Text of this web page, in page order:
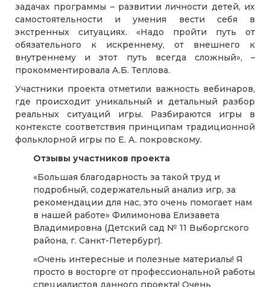
задачах программы – развитии личности детей, их
самостоятельности и умения вести себя в
экстренных ситуациях. «Надо пройти путь от
обязательного к искреннему, от внешнего к
внутреннему и этот путь всегда сложный», –
прокомментировала А.Б. Теплова.
Участники проекта отметили важность вебинаров,
где происходит уникальный и детальный разбор
реальных ситуаций игры. Разбираются игры в
контексте соответствия принципам традиционной
фольклорной игры по Е. А. покровскому.
Отзывы участников проекта
«Большая благодарность за такой труд и
подробный, содержательный анализ игр, за
рекомендации для нас, это очень помогает нам
в нашей работе» Филимонова Елизавета
Владимировна (Детский сад № 11 Выборгского
района, г. Санкт-Петербург).
«Очень интересные и полезные материалы! Я
просто в восторге от профессиональной работы
специалистов данного проекта! Очень